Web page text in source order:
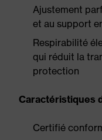
Ajustement
et au support
Respirabilité
qui réduit la
protection
Caractéristiques
Certifié